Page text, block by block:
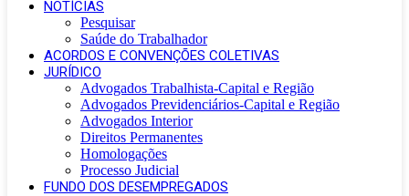
NOTÍCIAS
Pesquisar
Saúde do Trabalhador
ACORDOS E CONVENÇÕES COLETIVAS
JURÍDICO
Advogados Trabalhista-Capital e Região
Advogados Previdenciários-Capital e Região
Advogados Interior
Direitos Permanentes
Homologações
Processo Judicial
FUNDO DOS DESEMPREGADOS